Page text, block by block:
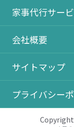
家事代行サー
会社概要
サイトマップ
プライバシー
Copyright